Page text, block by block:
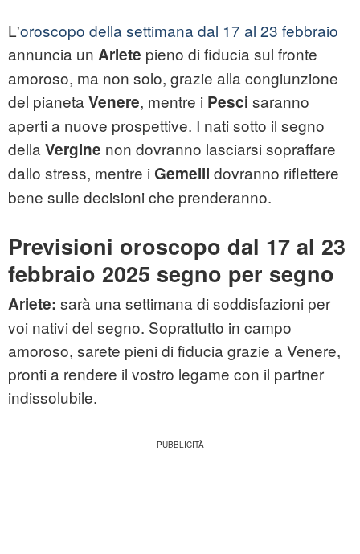
L'oroscopo della settimana dal 17 al 23 febbraio
annuncia un Ariete pieno di fiducia sul fronte
amoroso, ma non solo, grazie alla congiunzione
del pianeta Venere, mentre i Pesci saranno
aperti a nuove prospettive. I nati sotto il segno
della Vergine non dovranno lasciarsi sopraffare
dallo stress, mentre i Gemelli dovranno riflettere
bene sulle decisioni che prenderanno.
Previsioni oroscopo dal 17 al 23
febbraio 2025 segno per segno
Ariete: sarà una settimana di soddisfazioni per
voi nativi del segno. Soprattutto in campo
amoroso, sarete pieni di fiducia grazie a Venere,
pronti a rendere il vostro legame con il partner
indissolubile.